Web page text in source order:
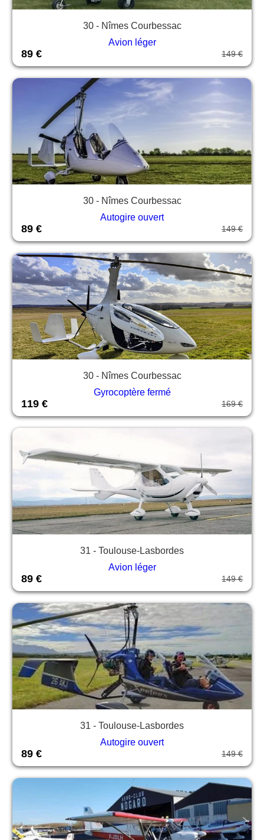
30 - Nîmes Courbessac
Avion léger
89 € 149 €
30 - Nîmes Courbessac
Autogire ouvert
89 € 149 €
30 - Nîmes Courbessac
Gyrocoptère fermé
119 € 169 €
31 - Toulouse-Lasbordes
Avion léger
89 € 149 €
31 - Toulouse-Lasbordes
Autogire ouvert
89 € 149 €